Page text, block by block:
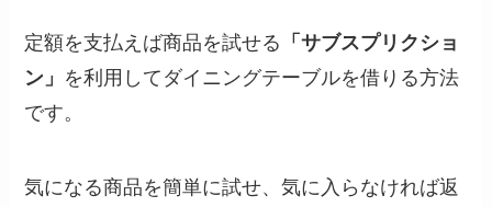
定額を支払えば商品を試せる 「サブスプリクショ
ン」 を利用してダイニングテーブルを借りる方法
です。
気になる商品を簡単に試せ、気に入らなければ返